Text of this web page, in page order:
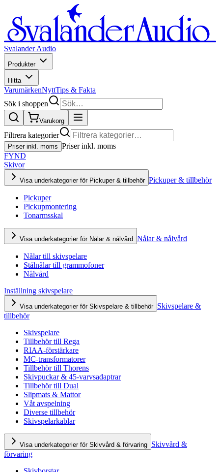
Svalander Audio
Produkter
Hitta
VarumärkenNyttTips & Fakta
Sök i shoppen
Varukorg
Filtrera kategorier
Priser inkl. moms Priser inkl. moms
FYND
Skivor
Visa underkategorier för Pickuper & tillbehör Pickuper & tillbehör
Pickuper
Pickupmontering
Tonarmsskal
Visa underkategorier för Nålar & nålvård Nålar & nålvård
Nålar till skivspelare
Stålnålar till grammofoner
Nålvård
Inställning skivspelare
Visa underkategorier för Skivspelare & tillbehör Skivspelare &
tillbehör
Skivspelare
Tillbehör till Rega
RIAA-förstärkare
MC-transformatorer
Tillbehör till Thorens
Skivpuckar & 45-varvsadaptrar
Tillbehör till Dual
Slipmats & Mattor
Våt avspelning
Diverse tillbehör
Skivspelarkablar
Visa underkategorier för Skivvård & förvaring Skivvård &
förvaring